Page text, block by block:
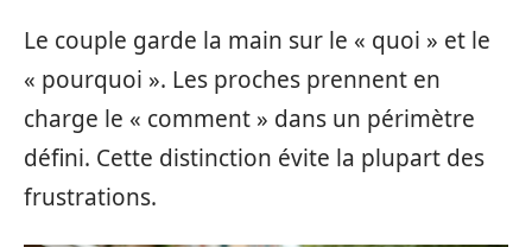
Le couple garde la main sur le « quoi » et le
« pourquoi ». Les proches prennent en
charge le « comment » dans un périmètre
défini. Cette distinction évite la plupart des
frustrations.